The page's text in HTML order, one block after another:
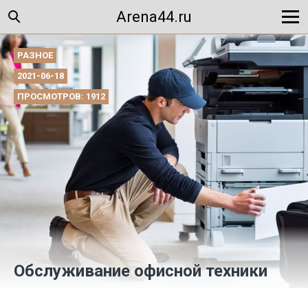
Arena44.ru
РАЗНОЕ
2021-06-18
ПРОСМОТРОВ: 1912
Обслуживание офисной техники